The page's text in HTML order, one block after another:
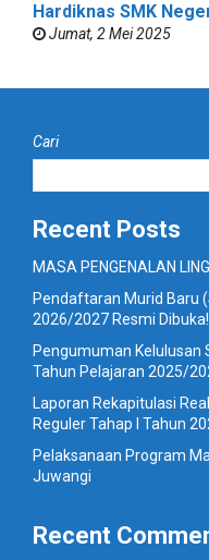
Hardiknas SMK
Jumat, 2 Mei 2025
Cari
Recent Posts
MASA PENGENALAN
Pendaftaran Murid Baru
2026/2027 Resmi Dibuka!
Pengumuman Kelulusan
Tahun Pelajaran 2025/
Laporan Rekapitulasi
Reguler Tahap I Tahun
Pelaksanaan Program
Juwangi
Recent